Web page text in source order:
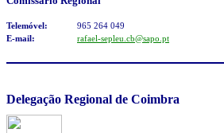
Telemóvel:
965 264 049
E-mail:
rafael-sepleu.cb@sapo.pt
Delegação Regional de Coimbra